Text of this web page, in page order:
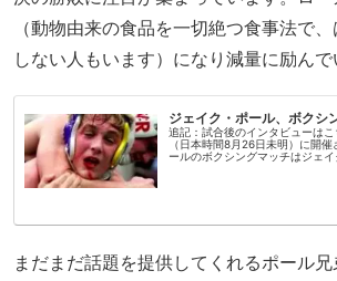
（動物由来の食品を一切絶つ食事法で
しない人もいます）になり減量に励んで
ジェイク・ポール、ボクシ
追記：試合後のインタビューは
（日本時間8月26日未明）に開
ールのボクシングマッチはジェイ
まだまだ話題を提供してくれるポール